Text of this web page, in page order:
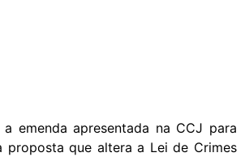
emenda apresentada na CCJ para
proposta que altera a Lei de Crimes